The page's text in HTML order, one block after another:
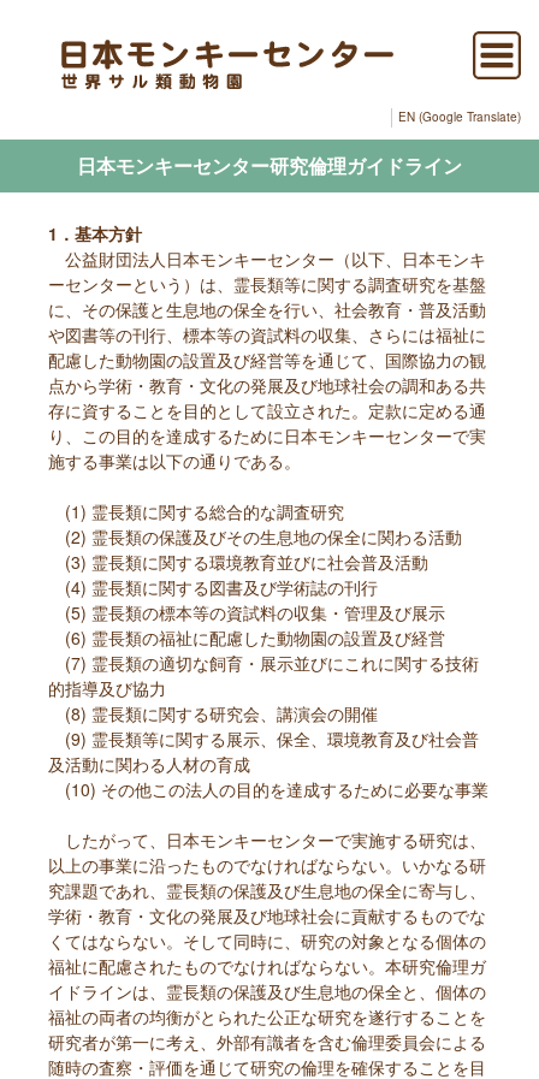
EN (Google Translate)
日本モンキーセンター研究倫理ガイドライン
1．基本方針
公益財団法人日本モンキーセンター（以下、日本モンキ
ーセンターという）は、霊長類等に関する調査研究を基盤
に、その保護と生息地の保全を行い、社会教育・普及活動
や図書等の刊行、標本等の資試料の収集、さらには福祉に
配慮した動物園の設置及び経営等を通じて、国際協力の観
点から学術・教育・文化の発展及び地球社会の調和ある共
存に資することを目的として設立された。定款に定める通
り、この目的を達成するために日本モンキーセンターで実
施する事業は以下の通りである。
(1) 霊長類に関する総合的な調査研究
(2) 霊長類の保護及びその生息地の保全に関わる活動
(3) 霊長類に関する環境教育並びに社会普及活動
(4) 霊長類に関する図書及び学術誌の刊行
(5) 霊長類の標本等の資試料の収集・管理及び展示
(6) 霊長類の福祉に配慮した動物園の設置及び経営
(7) 霊長類の適切な飼育・展示並びにこれに関する技術
的指導及び協力
(8) 霊長類に関する研究会、講演会の開催
(9) 霊長類等に関する展示、保全、環境教育及び社会普
及活動に関わる人材の育成
(10) その他この法人の目的を達成するために必要な事業
したがって、日本モンキーセンターで実施する研究は、
以上の事業に沿ったものでなければならない。いかなる研
究課題であれ、霊長類の保護及び生息地の保全に寄与し、
学術・教育・文化の発展及び地球社会に貢献するものでな
くてはならない。そして同時に、研究の対象となる個体の
福祉に配慮されたものでなければならない。本研究倫理ガ
イドラインは、霊長類の保護及び生息地の保全と、個体の
福祉の両者の均衡がとられた公正な研究を遂行することを
研究者が第一に考え、外部有識者を含む倫理委員会による
随時の査察・評価を通じて研究の倫理を確保することを目